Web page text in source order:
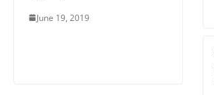
June 19, 2019